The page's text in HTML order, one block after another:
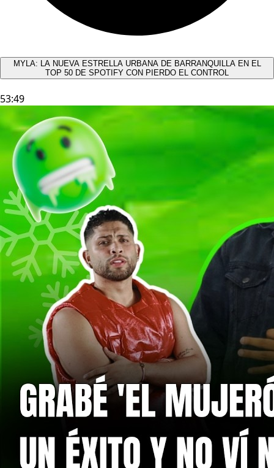
MYLA: LA NUEVA ESTRELLA URBANA DE BARRANQUILLA EN EL
TOP 50 DE SPOTIFY CON PIERDO EL CONTROL
53:49